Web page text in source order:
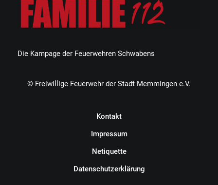
Die Kampage der Feuerwehren Schwabens
© Freiwillige Feuerwehr der Stadt Memmingen e.V.
Kontakt
Impressum
Netiquette
Datenschutzerklärung